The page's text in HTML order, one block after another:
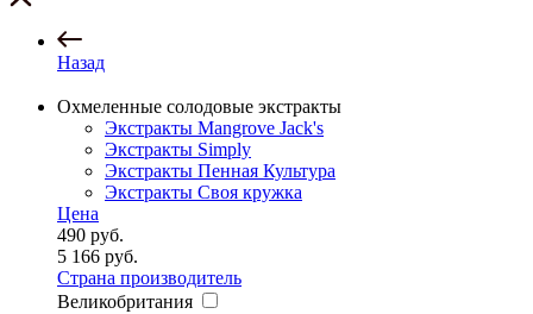
Назад
Охмеленные солодовые экстракты
Экстракты Mangrove Jack's
Экстракты Simply
Экстракты Пенная Культура
Экстракты Своя кружка
Цена
490 руб.
5 166 руб.
Страна производитель
Великобритания